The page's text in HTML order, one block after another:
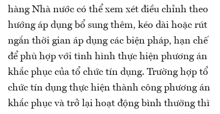
hàng Nhà nước có thể xem xét điều chỉnh theo
hướng áp dụng bổ sung thêm, kéo dài hoặc rút
ngắn thời gian áp dụng các biện pháp, hạn chế
để phù hợp với tình hình thực hiện phương án
khắc phục của tổ chức tín dụng. Trường hợp tổ
chức tín dụng thực hiện thành công phương án
khắc phục và trở lại hoạt động bình thường thì